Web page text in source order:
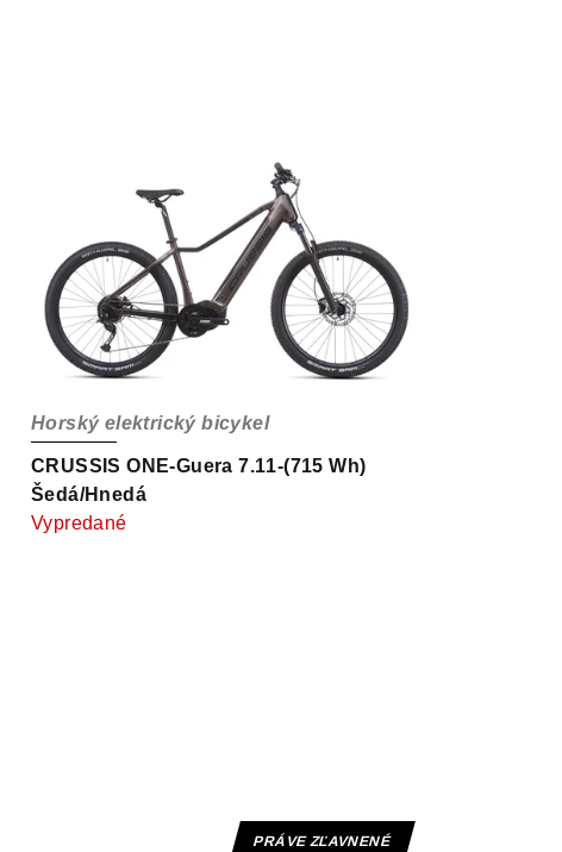
CRUSSIS ONE-Guera 7.11-(715 Wh)
Šedá/Hnedá
Horský elektrický bicykel
Vypredané
PRÁVE ZĽAVNENÉ